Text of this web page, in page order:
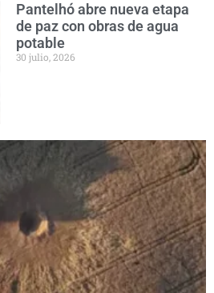
Pantelhó abre nueva etapa
de paz con obras de agua
potable
30 julio, 2026